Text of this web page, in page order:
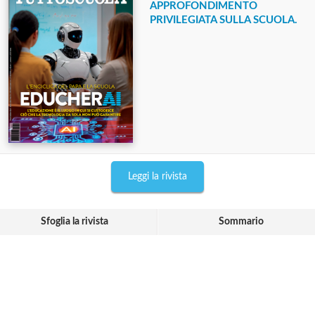
APPROFONDIMENTO
PRIVILEGIATA SULLA SCUOLA.
Leggi la rivista
Sfoglia la rivista Sommario